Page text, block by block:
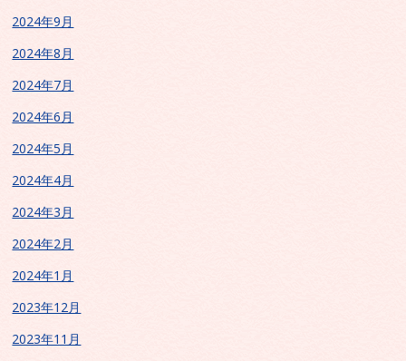
2024年9月
2024年8月
2024年7月
2024年6月
2024年5月
2024年4月
2024年3月
2024年2月
2024年1月
2023年12月
2023年11月